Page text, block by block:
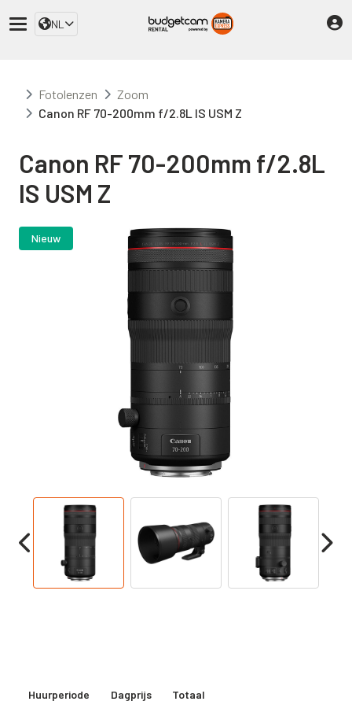
NL
Fotolenzen
Zoom
Canon RF 70-200mm f/2.8L IS USM Z
Canon RF 70-200mm f/2.8L
IS USM Z
Nieuw
Huurperiode Dagprijs Totaal